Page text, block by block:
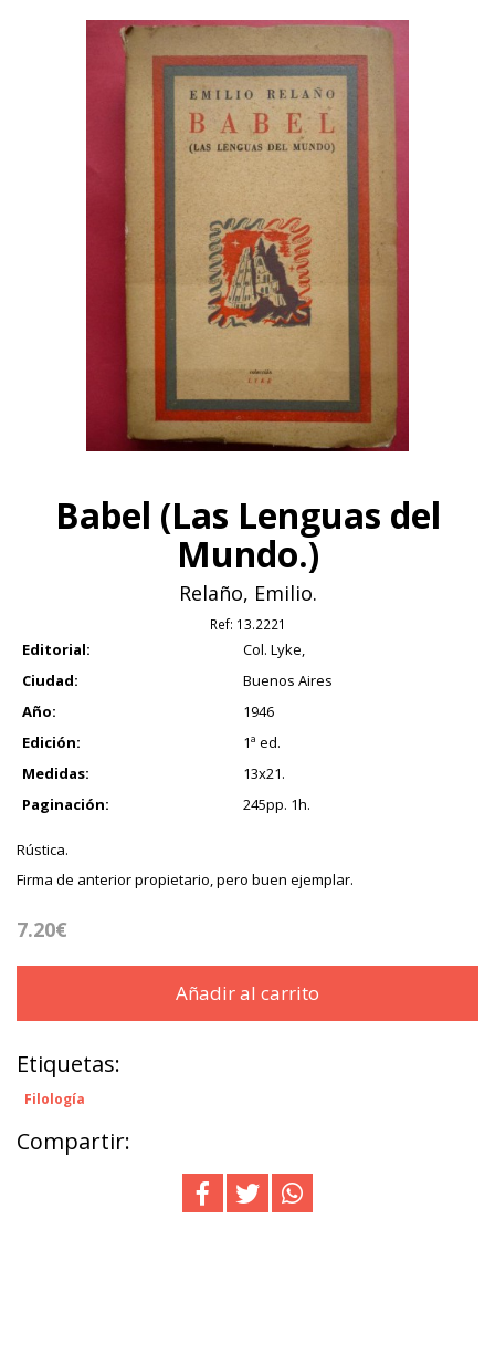
Babel (Las Lenguas del
Mundo.)
Relaño, Emilio.
Ref: 13.2221
Editorial:
Col. Lyke,
Ciudad:
Buenos Aires
Año:
1946
Edición:
1ª ed.
Medidas:
13x21.
Paginación:
245pp. 1h.
Rústica.
Firma de anterior propietario, pero buen ejemplar.
7.20€
Añadir al carrito
Etiquetas:
Filología
Compartir: